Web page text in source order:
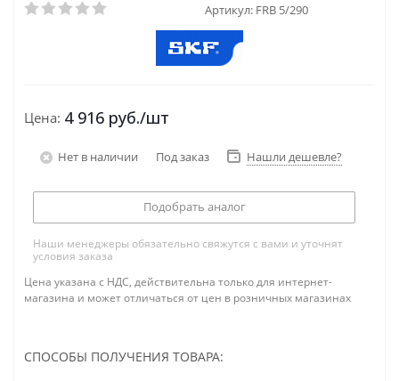
Артикул: FRB 5/290
Цена: 4 916 руб./шт
Нет в наличии Под заказ Нашли дешевле?
Подобрать аналог
Наши менеджеры обязательно свяжутся с вами и уточнят
условия заказа
Цена указана с НДС, действительна только для интернет-
магазина и может отличаться от цен в розничных магазинах
СПОСОБЫ ПОЛУЧЕНИЯ ТОВАРА: